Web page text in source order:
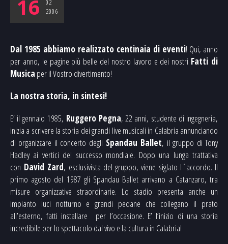
16
02
2006
Dal 1985 abbiamo realizzato centinaia di eventi! Qui, anno
per anno, le pagine più belle del nostro lavoro e dei nostri Fatti di
Musica per il Vostro divertimento!
La nostra storia, in sintesi!
E’ il gennaio 1985, Ruggero Pegna, 22 anni, studente di ingegneria,
inizia a scrivere la storia dei grandi live musicali in Calabria annunciando
di organizzare il concerto degli Spandau Ballet, il gruppo di Tony
Hadley ai vertici del successo mondiale. Dopo una lunga trattativa
con David Zard, esclusivista del gruppo, viene siglato l´accordo. Il
primo agosto del 1987 gli Spandau Ballet arrivano a Catanzaro, tra
misure organizzative straordinarie. Lo stadio presenta anche un
impianto luci notturno e grandi pedane che collegano il prato
all’esterno, fatti installare per l’occasione. E’ l’inizio di una storia
incredibile per lo spettacolo dal vivo e la cultura in Calabria!